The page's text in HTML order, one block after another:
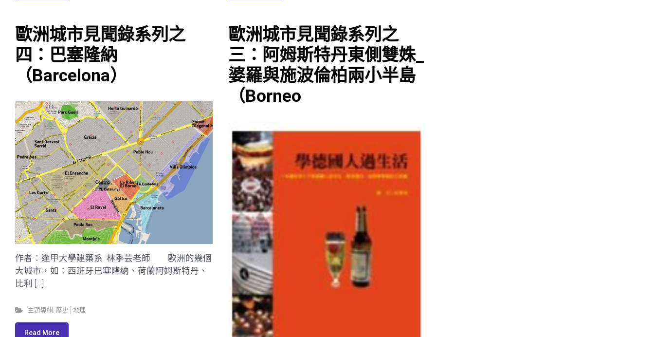
歐洲城市見聞錄系列之
四：巴塞隆納
（Barcelona）
作者：逢甲大學建築系 林季芸老師 歐洲的幾個
大城市，如：西班牙巴塞隆納、荷蘭阿姆斯特丹、
比利 […]
主題專欄 歷史│地理
Read More
歐洲城市見聞錄系列之
三：阿姆斯特丹東側雙姝_
婆羅與施波倫柏兩小半島
（Borneo